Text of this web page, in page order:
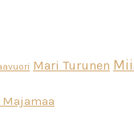
Mari Turunen